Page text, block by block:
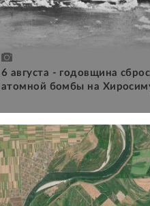
6 августа - годовщина
атомной бомбы на